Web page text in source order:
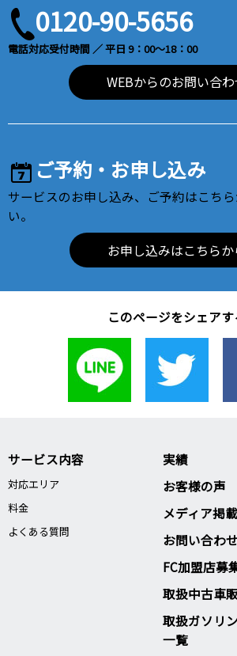
0120-90-5656
電話対応受付時間 ／ 平日 9：00～18：00
WEBからのお問い合
ご予約・お申し込み
サービスのお申し込み、ご予約はこち
い。
お申し込みはこちらか
このページをシェアす
サービス内容
対応エリア
料金
よくある質問
実績
お客様の声
メディア掲載
お問い合わせ
FC加盟店募
取扱中古車
取扱ガソリ
一覧